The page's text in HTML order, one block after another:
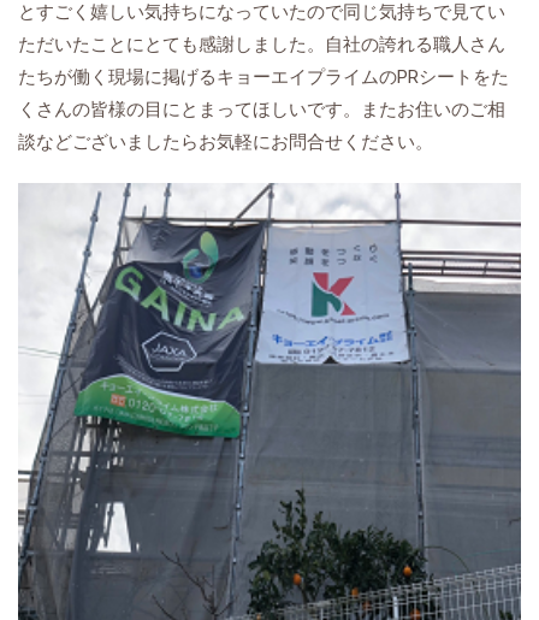
とすごく嬉しい気持ちになっていたので同じ気持ちで見てい
ただいたことにとても感謝しました。自社の誇れる職人さん
たちが働く現場に掲げるキョーエイプライムのPRシートをた
くさんの皆様の目にとまってほしいです。またお住いのご相
談などございましたらお気軽にお問合せください。